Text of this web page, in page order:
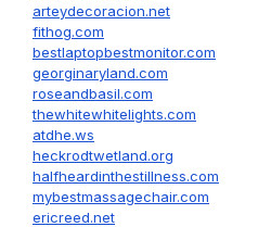
arteydecoracion.net
fithog.com
bestlaptopbestmonitor.com
georginaryland.com
roseandbasil.com
thewhitewhitelights.com
atdhe.ws
heckrodtwetland.org
halfheardinthestillness.com
mybestmassagechair.com
ericreed.net